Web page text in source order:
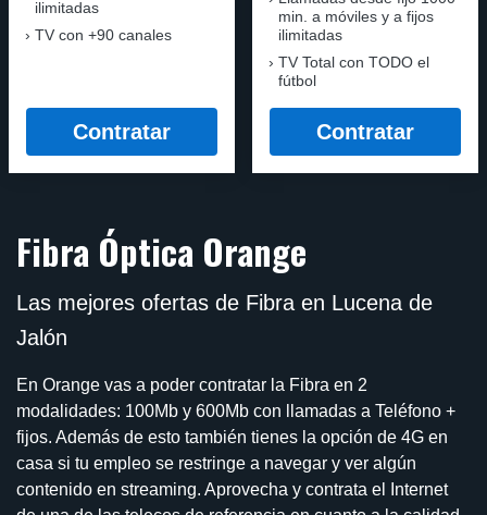
ilimitadas
TV con +90 canales
Contratar
min. a móviles y a fijos
ilimitadas
TV Total con TODO el
fútbol
Contratar
Fibra Óptica Orange
Las mejores ofertas de Fibra en Lucena de
Jalón
En Orange vas a poder contratar la Fibra en 2
modalidades: 100Mb y 600Mb con llamadas a Teléfono +
fijos. Además de esto también tienes la opción de 4G en
casa si tu empleo se restringe a navegar y ver algún
contenido en streaming. Aprovecha y contrata el Internet